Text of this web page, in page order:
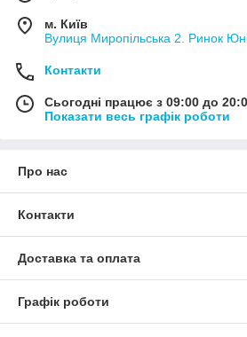
м. Київ
Вулиця Миропільська 2. Ринок
Контакти
Сьогодні працює з 09:00 до
Показати весь графік роботи
Про нас
Контакти
Доставка та оплата
Графік роботи